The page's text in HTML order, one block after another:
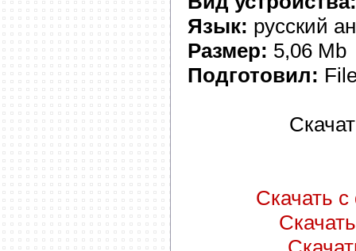
Язык: русский
Размер: 5,06 Mb
Подготовил:
Скачать